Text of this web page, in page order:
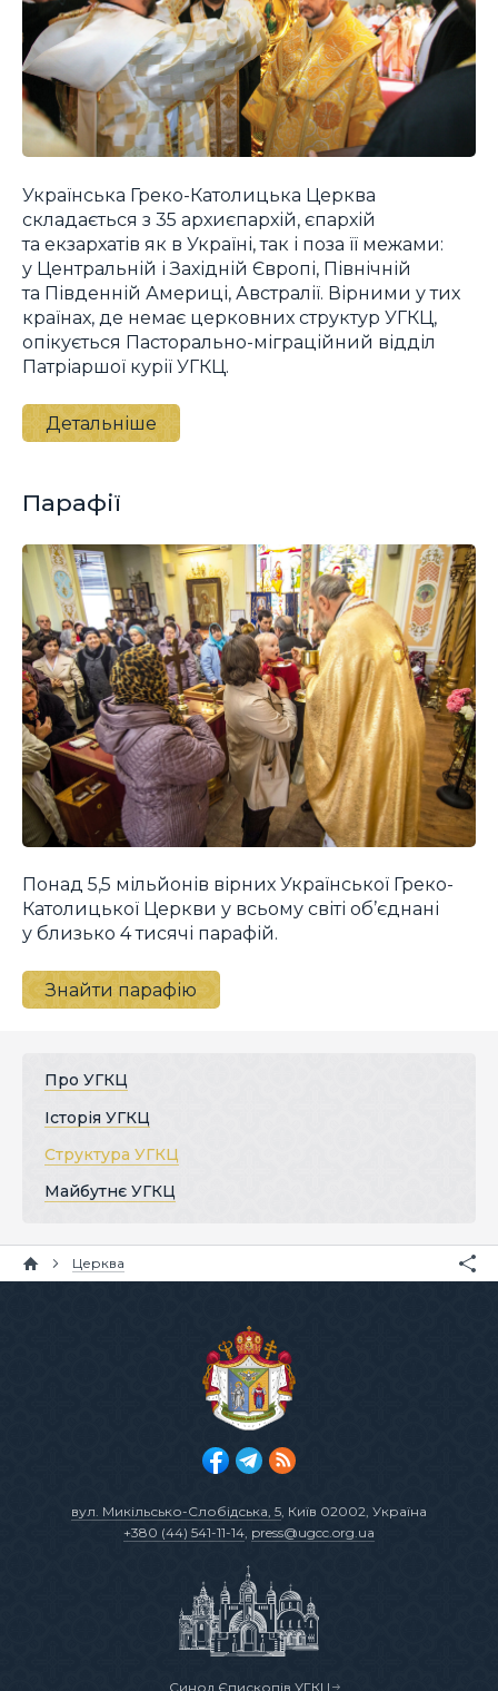
Українська Греко-Католицька Церква
складається з 35 архиєпархій, єпархій
та екзархатів як в Україні, так і поза її межами:
у Центральній і Західній Європі, Північній
та Південній Америці, Австралії. Вірними у тих
країнах, де немає церковних структур УГКЦ,
опікується Пасторально-міграційний відділ
Патріаршої курії УГКЦ.
Детальніше
Парафії
Понад 5,5 мільйонів вірних Української Греко-
Католицької Церкви у всьому світі об’єднані
у близько 4 тисячі парафій.
Знайти парафію
Про УГКЦ
Історія УГКЦ
Структура УГКЦ
Майбутнє УГКЦ
Церква
вул. Микільсько-Слобідська, 5, Київ 02002, Україна
+380 (44) 541-11-14, press@ugcc.org.ua
Синод Єпископів УГКЦ